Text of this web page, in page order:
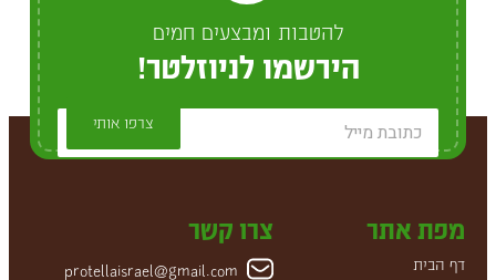
להטבות ומבצעים חמים
הירשמו לניוזלטר!
צרפו אותי
מפת אתר
דף הבית
צרו קשר
protellaisrael@gmail.com